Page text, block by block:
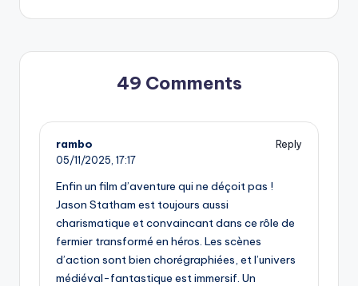
49 Comments
rambo
Reply
05/11/2025, 17:17
Enfin un film d’aventure qui ne déçoit pas !
Jason Statham est toujours aussi
charismatique et convaincant dans ce rôle de
fermier transformé en héros. Les scènes
d’action sont bien chorégraphiées, et l’univers
médiéval-fantastique est immersif. Un